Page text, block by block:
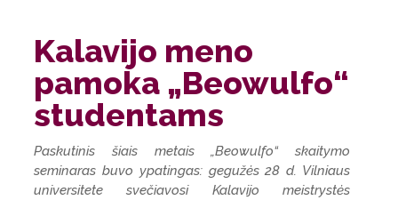
Kalavijo meno
pamoka „Beowulfo“
studentams
Paskutinis šiais metais „Beowulfo“ skaitymo
seminaras buvo ypatingas: gegužės 28 d. Vilniaus
universitete svečiavosi Kalavijo meistrystės